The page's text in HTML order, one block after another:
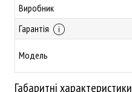
Виробник
Гарантія
Модель
Габаритні характеристики